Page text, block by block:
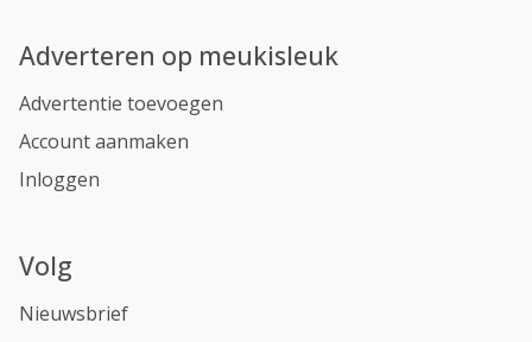
Adverteren op meukisleuk
Advertentie toevoegen
Account aanmaken
Inloggen
Volg
Nieuwsbrief